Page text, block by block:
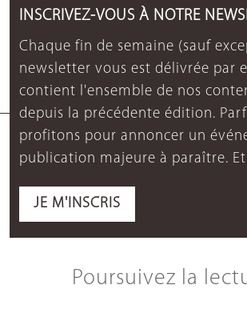
INSCRIVEZ-VOUS À NOTRE
Chaque fin de semaine (sauf
newsletter vous est délivrée par
contient l'ensemble de nos
depuis la précédente édition.
profitons pour annoncer un
publication majeure à paraître.
JE M'INSCRIS
Poursuivez la